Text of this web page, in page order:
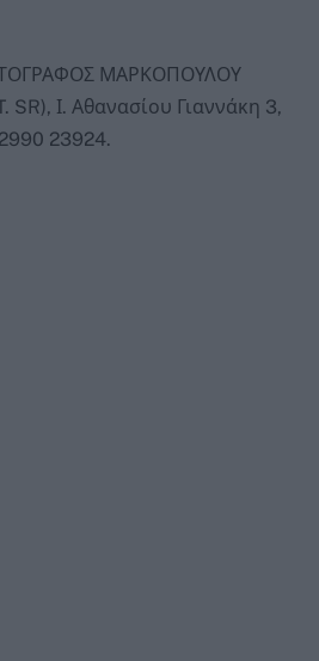
ΜΑΡΚΟΠΟΥΛΟΥ
SR), Ι. Αθανασίου Γιαννάκη 3,
23924.